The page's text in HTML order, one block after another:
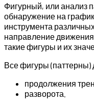
Фигурный, или анализ
обнаружение на
инструмента
направление
такие фигуры и их
Все фигуры (паттерны)
продолжения
разворота.